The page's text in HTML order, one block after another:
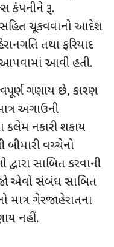
કંપનીને રૂ.
ચૂકવવાનો આદેશ
તથા ફરિયાદ
આવી હતી.
ગણાય છે, કારણ
અગાઉની
નકારી શકાય
બીમારી વચ્ચેનો
સાબિત કરવાની
જો એવો સંબંધ સાબિત
માત્ર ગેરજાહેરાતના
નહીં.